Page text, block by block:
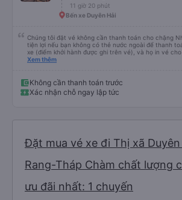
11 giờ 20 phút
Bến xe Duyên Hải
Chúng tôi đặt vé không cần thanh toán cho chặng
tiện lợi nếu bạn không có thẻ nước ngoài để thanh
xe (điểm khởi hành được ghi trên vé), và họ in vé
Chúng tôi cũng quyết định mua vé chiều về trực tiếp
ấm hoặc áo khoác mỏng, vì thỉnh thoảng trời khá
cũ, nhưng vẫn có sẵn. Cổng USB để sạc điện thoại
vệ sinh. Mọi thứ khá sạch sẽ. Chúng tôi trở về từ Đà
chọn công ty này và đặt chỗ ngồi VIP.
Xem thêm
Không cần thanh toán trước
Xác nhận chỗ ngay lập tức
Đặt mua vé xe đi Thị xã Duyên
Rang-Tháp Chàm chất lượng
ưu đãi nhất: 1 chuyến